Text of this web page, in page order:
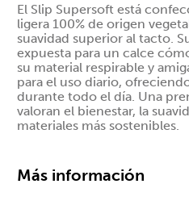
$$
Hanes
El Slip Supersoft está
ligera 100% de origen
suavidad superior al tacto.
expuesta para un calce
su material respirable y
para el uso diario,
durante todo el día. Una
valoran el bienestar, la
materiales más sostenibles.
Más información